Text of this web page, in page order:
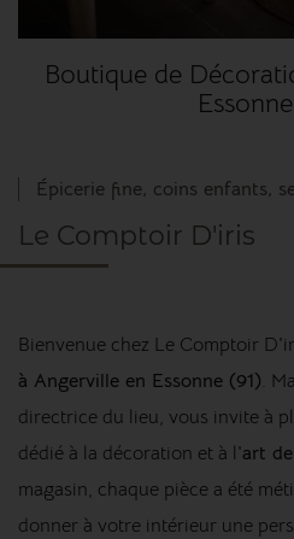
Boutique de
Épicerie fine, coins enfants,
Le Comptoir D'iris
Bienvenue chez Le Comptoir
à Angerville en Essonne (91) .
directrice du lieu, vous invite à
dédié à la décoration et à l'art
magasin, chaque pièce a été
donner à votre intérieur une